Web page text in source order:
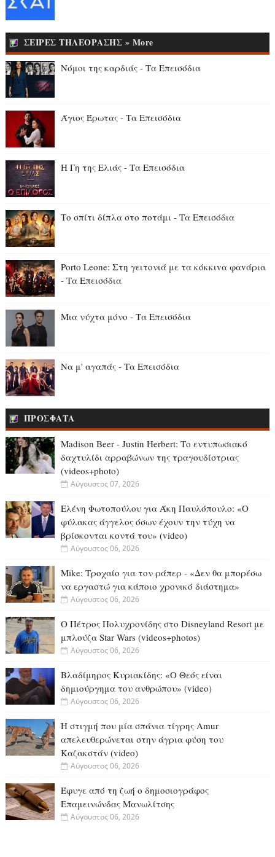
ΣΕΙΡΕΣ ΤΗΛΕΟΡΑΣΗΣ » More
Νόμοι της καρδιάς - Τα Επεισόδια
Άγιος Έρωτας - Τα Επεισόδια
Η Γη της Ελιάς - Τα Επεισόδια
Το σπίτι δίπλα στο ποτάμι - Τα Επεισόδια
Porto Leone: Στη γειτονιά με τα κόκκιvα φαvάρια
- Τα Επεισόδια
Μια νύχτα μόνο - Τα Επεισόδια
Να μ' αγαπάς - Τα Επεισόδια
ΠΡΟΣΦΑΤΑ
Madison Beer - Justin Herbert: Το εντυπωσιακό
δαχτυλίδι αρραβώνων της τραγουδίστριας
(videos+photo)
Αύγουστος 07, 2026
Ελένη Φωτοπούλου για Άκη Παυλόπουλο: «Ο
φύλακας άγγελος όσων έχουν την τύχη να
βρίσκονται κοντά του» (video)
Αύγουστος 06, 2026
Mike: Τροχαίο για τον ράπερ - «Δεν θα μπορέσω
να εργαστώ για κάποιο χρονικό διάστημα»
Αύγουστος 06, 2026
Ο Πέτρος Πολυχρονίδης στο Disneyland Resort με
μπλούζα Star Wars (videos+photos)
Αύγουστος 06, 2026
Βλαδίμηρος Κυριακίδης: «Ο Θεός είναι
δημιούργημα του ανθρώπου» (video)
Αύγουστος 06, 2026
Η στιγμή που μία σπάνια τίγρης Amur
απελευθερώνεται στην άγρια φύση του
Καζακστάν (video)
Αύγουστος 06, 2026
Έφυγε από τη ζωή ο δημοσιογράφος
Επαμεινώνδας Μανωλίτσης
Αύγουστος 06, 2026